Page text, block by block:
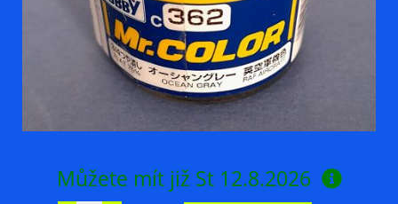
Můžete mít již St 12.8.2026